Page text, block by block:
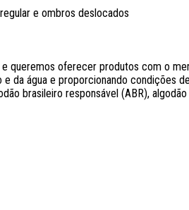
e ombros deslocados
queremos oferecer produtos com o
da água e proporcionando condições
brasileiro responsável (ABR),